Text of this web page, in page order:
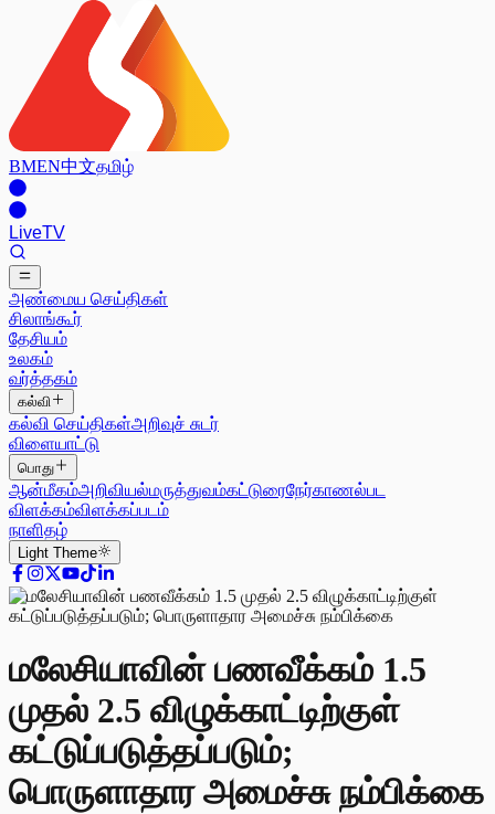
BMEN中文தமிழ்
LiveTV
அண்மைய செய்திகள்
சிலாங்கூர்
தேசியம்
உலகம்
வர்த்தகம்
கல்வி
கல்வி செய்திகள்அறிவுச் சுடர்
விளையாட்டு
பொது
ஆன்மீகம்அறிவியல்மருத்துவம்கட்டுரைநேர்காணல்பட
விளக்கம்விளக்கப்படம்
நாளிதழ்
Light Theme
மலேசியாவின் பணவீக்கம் 1.5
முதல் 2.5 விழுக்காட்டிற்குள்
கட்டுப்படுத்தப்படும்;
பொருளாதார அமைச்சு நம்பிக்கை